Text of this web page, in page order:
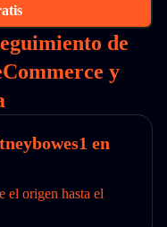
de
y
en
el origen hasta el